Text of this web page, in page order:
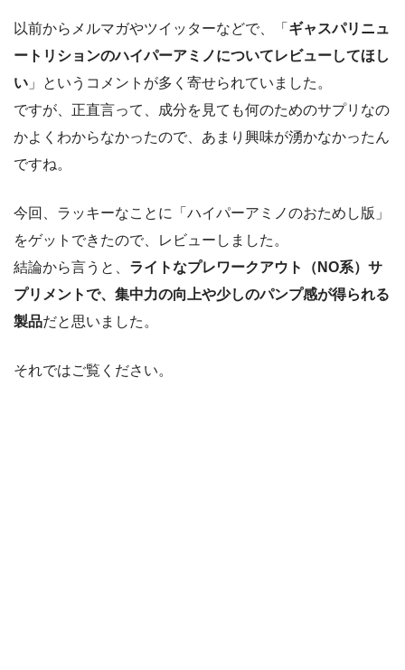
以前からメルマガやツイッターなどで、「 ギャスパリニュ
ートリションのハイパーアミノについてレビューしてほし
い 」というコメントが多く寄せられていました。
ですが、正直言って、成分を見ても何のためのサプリなの
かよくわからなかったので、あまり興味が湧かなかったん
ですね。
今回、ラッキーなことに「ハイパーアミノのおためし版」
をゲットできたので、レビューしました。
結論から言うと、 ライトなプレワークアウト（NO系）サ
プリメントで、集中力の向上や少しのパンプ感が得られる
製品だと思いました。
それではご覧ください。